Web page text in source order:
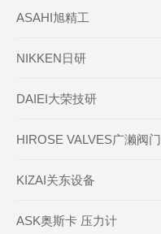
ASAHI旭精工
NIKKEN日研
DAIEI大荣技研
HIROSE VALVES广濑阀门
KIZAI关东设备
ASK奥斯卡 压力计